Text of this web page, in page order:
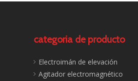
categoria de producto
Electroimán de elevación
Agitador electromagnético